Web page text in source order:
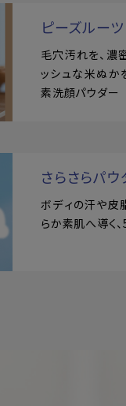
ピーズルーツ
毛穴汚れを、濃
ッシュな米ぬか
素洗顔パウダー
さらさらパ
ボディの汗や皮
らか素肌へ導く